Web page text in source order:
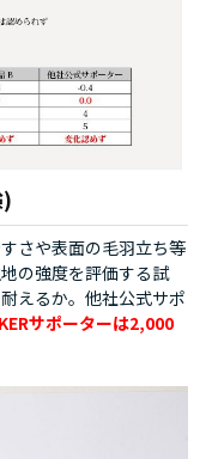
さや表面の毛羽立ち等
の強度を評価する試
えるか。他社公式サポ
サポーターは2,000